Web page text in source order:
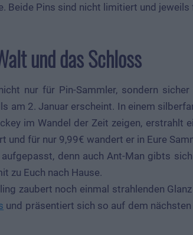
Beide Pins sind nicht limitiert und jeweils
und das Schloss
nur für Pin-Sammler, sondern
am 2. Januar erscheint. In einem
im Wandel der Zeit zeigen, erstrahlt
und für nur 9,99€ wandert er in Eure
aufgepasst, denn auch Ant-Man gibts
zu Euch nach Hause.
zaubert noch einmal strahlenden
und präsentiert sich so auf dem